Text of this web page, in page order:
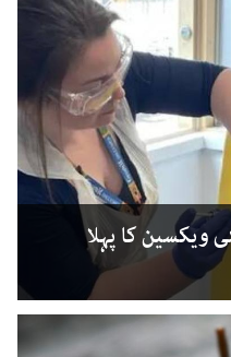
ویکسین کا پہلا